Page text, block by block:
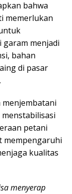
bahwa
memerlukan
menjadi
bahan
di pasar
petani
mempengaruhi
kualitas
menyerap